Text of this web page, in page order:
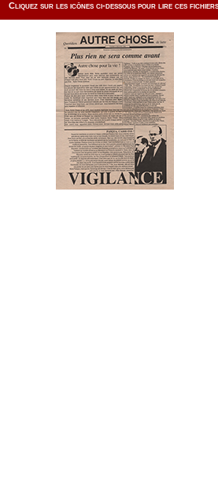
Cliquez sur les icônes ci-dessous pour lire ces